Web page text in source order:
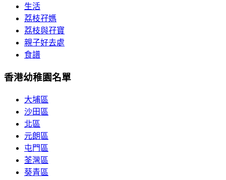
生活
荔枝孖媽
荔枝與孖寶
親子好去處
食譜
香港幼稚園名單
大埔區
沙田區
北區
元朗區
屯門區
荃灣區
葵青區